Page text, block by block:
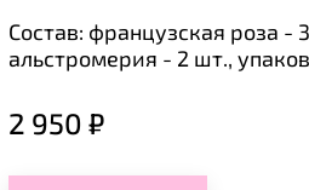
Состав: французская роза -
альстромерия - 2 шт.,
2 950 ₽